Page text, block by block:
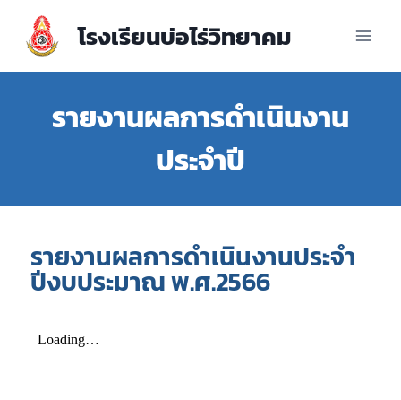
โรงเรียนบ่อไร่วิทยาคม
รายงานผลการดำเนินงาน
ประจำปี
รายงานผลการดำเนินงานประจำ
ปีงบประมาณ พ.ศ.2566